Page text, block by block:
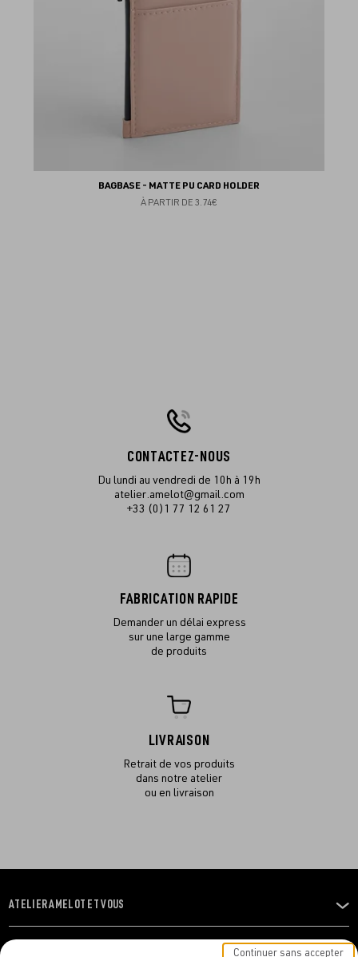
BAGBASE - MATTE PU CARD HOLDER
À PARTIR DE 3.74€
CONTACTEZ-NOUS
Du lundi au vendredi de 10h à 19h
atelier.amelot@gmail.com
+33 (0)1 77 12 61 27
FABRICATION RAPIDE
Demander un délai express
sur une large gamme
de produits
LIVRAISON
Retrait de vos produits
dans notre atelier
ou en livraison
OUVRIR
LE
MENU
ATELIER AMELOT ET VOUS
Continuer sans accepter